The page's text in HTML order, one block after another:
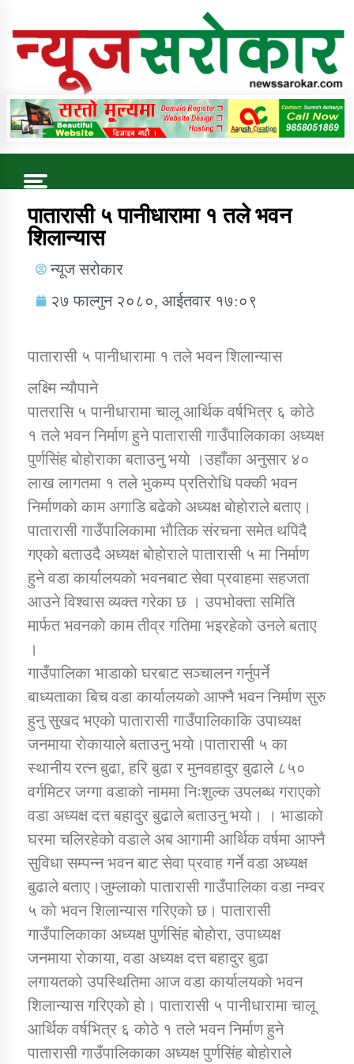
Online News Portal
Trending Now
कुषि बिकास कार्यालय जुम्ला सुचना सन्देश
डिभिजन कार्यालय जुम्लाको सुचना सन्देश
कर्णाली प्रविधि शिक्षालय जुम्लाको सुचना
सामाजिक बिकास कार्यालय जुम्लाकाे सुचना
कार्यक्रम कार्यान्वयन एकाई जुम्लाको सुचना
कर्णाली प्राविधि शिक्षालय जुम्लाको सुचना
पातारासी ५ पानीधारामा १ तले भवन
शिलान्यास
न्यूज सरोकार
२७ फाल्गुन २०८०, आईतवार १७:०९
पातारासी ५ पानीधारामा १ तले भवन शिलान्यास
लक्ष्मि न्याैपाने
पातरासि ५ पानीधारामा चालू आर्थिक वर्षभित्र ६ काेठे
१ तले भवन निर्माण हुने पातारासी गाउँपालिकाका अध्यक्ष
पुर्णसिंह बाेहाेराका बताउनु भयाे ।उहाँका अनुसार ४०
लाख लागतमा १ तले भुकम्प प्रतिराेधि पक्की भवन
निर्माणकाे काम अगाडि बढेकाे अध्यक्ष बाेहाेराले बताए।
पातारासी गाउँपालिकामा भाैतिक संरचना समेत थपिदै
गएकाे बताउदै अध्यक्ष बाेहाेराले पातारासी ५ मा निर्माण
हुने वडा कार्यालयकाे भवनबाट सेवा प्रवाहमा सहजता
आउने विश्वास व्यक्त गरेका छ । उपभोक्ता समिति
मार्फत भवनकाे काम तीव्र गतिमा भइरहेकाे उनले बताए
।
गाउँपालिका भाडाकाे घरबाट सञ्चालन गर्नुपर्ने
बाध्यताका बिच वडा कार्यालयकाे आफ्नै भवन निर्माण सुरु
हुनु सुखद भएकाे पातारासी गाउँपालिकाकि उपाध्यक्ष
जनमाया राेकायाले बताउनु भयाे।पातारासी ५ का
स्थानीय रत्न बुढा, हरि बुढा र मुनवहादुर बुढाले ८५०
वर्गमिटर जग्गा वडाको नाममा निःशुल्क उपलब्ध गराएकाे
वडा अध्यक्ष दत्त बहादुर बुढाले बताउनु भयाे। । भाडाकाे
घरमा चलिरहेकाे वडाले अब आगामी आर्थिक वर्षमा आफ्नै
सुविधा सम्पन्न भवन बाट सेवा प्रवाह गर्ने वडा अध्यक्ष
बुढाले बताए।जुम्लाकाे पातारासी गाउँपालिका वडा नम्वर
५ काे भवन शिलान्यास गरिएकाे छ। पातारासी
गाउँपालिकाका अध्यक्ष पुर्णसिंह बाेहाेरा, उपाध्यक्ष
जनमाया राेकाया, वडा अध्यक्ष दत्त बहादुर बुढा
लगायतकाे उपस्थितिमा आज वडा कार्यालयकाे भवन
शिलान्यास गरिएकाे हाे। पातारासी ५ पानीधारामा चालू
आर्थिक वर्षभित्र ६ काेठे १ तले भवन निर्माण हुने
पातारासी गाउँपालिकाका अध्यक्ष पुर्णसिंह बाेहाेराले